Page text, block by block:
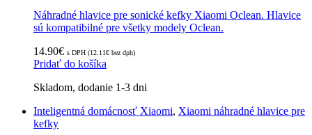
Náhradné hlavice pre sonické kefky Xiaomi Oclean. Hlavice
sú kompatibilné pre všetky modely Oclean.
14.90€ s DPH (12.11€ bez dph)
Pridať do košíka
Skladom, dodanie 1-3 dni
Inteligentná domácnosť Xiaomi, Xiaomi náhradné hlavice pre
kefky